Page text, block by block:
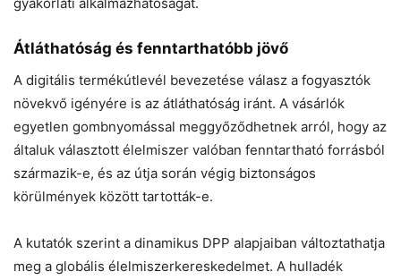
Átláthatóság és fenntarthatóbb jövő
A digitális termékútlevél bevezetése válasz a fogyasztók
növekvő igényére is az átláthatóság iránt. A vásárlók
egyetlen gombnyomással meggyőződhetnek arról, hogy az
általuk választott élelmiszer valóban fenntartható forrásból
származik-e, és az útja során végig biztonságos
körülmények között tartották-e.
A kutatók szerint a dinamikus DPP alapjaiban változtathatja
meg a globális élelmiszerkereskedelmet. A hulladék